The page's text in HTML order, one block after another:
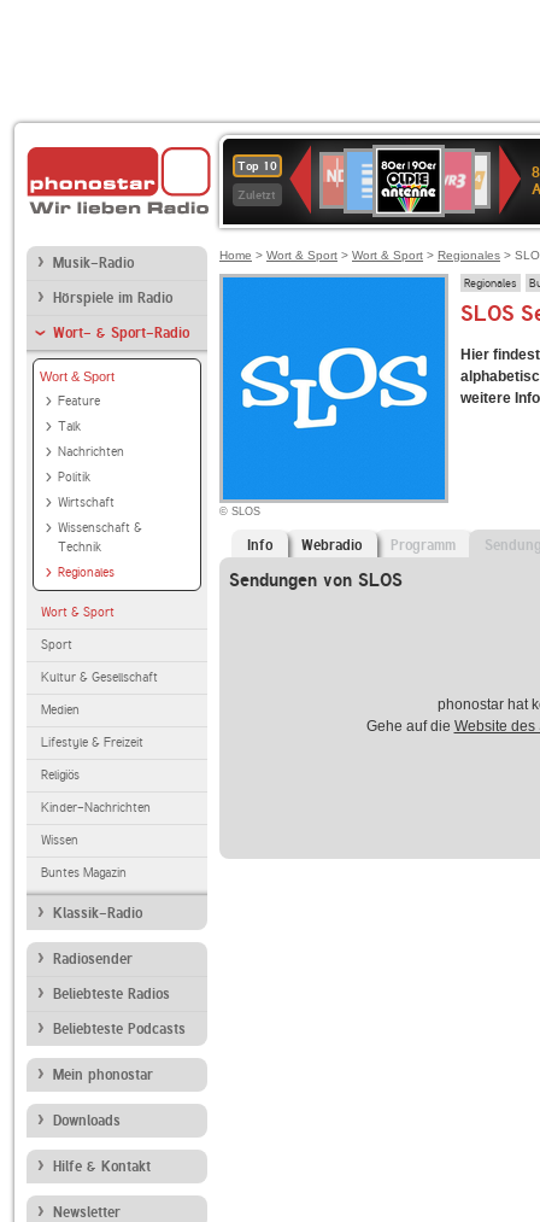
Top 10
Zuletzt
Deutschlandfunk
80er
90er
OLDIE
ANTENNE
SWR3
SWR
Kultur
NDR
2
Musik-Radio
Hörspiele im Radio
Wort- & Sport-Radio
Wort & Sport
Feature
Talk
Nachrichten
Politik
Wirtschaft
Wissenschaft &
Technik
Regionales
Wort & Sport
Sport
Kultur & Gesellschaft
Medien
Lifestyle & Freizeit
Religiös
Kinder-Nachrichten
Wissen
Buntes Magazin
Klassik-Radio
Radiosender
Beliebteste Radios
Beliebteste Podcasts
Mein phonostar
Downloads
Hilfe & Kontakt
Newsletter
Home > Wort & Sport > Wort & Sport > Regionales >
© SLOS
Regionales
SLOS
Hier
weitere
Info Webradio Programm
Sendungen von SLOS
phonostar hat
Gehe auf die Website des